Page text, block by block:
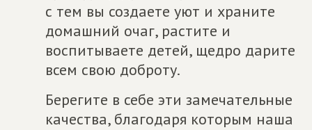
с тем вы создаете уют и храните
домашний очаг, растите и
воспитываете детей, щедро дарите
всем свою доброту.
Берегите в себе эти замечательные
качества, благодаря которым наша